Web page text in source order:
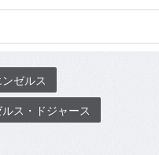
ゼルス
ス・ドジャース